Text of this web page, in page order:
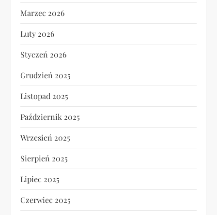
Marzec 2026
Luty 2026
Styczeń 2026
Grudzień 2025
Listopad 2025
Październik 2025
Wrzesień 2025
Sierpień 2025
Lipiec 2025
Czerwiec 2025